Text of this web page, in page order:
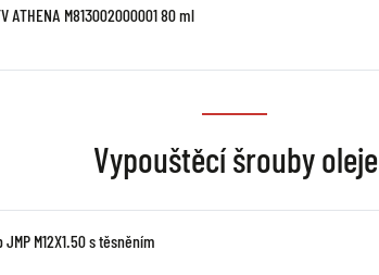
M813002000001 80 ml
Vypouštěcí šrouby oleje
M12X1.50 s těsněním